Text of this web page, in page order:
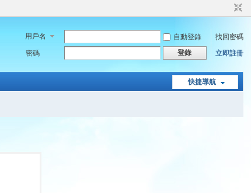
用戶名 自動登錄
找回密碼
密碼
登錄 立即註冊
快捷導航